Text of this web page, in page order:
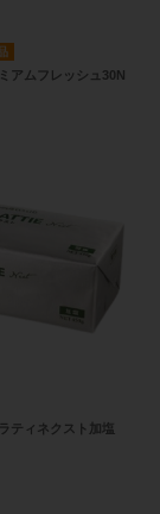
アムフレッシュ30N
ティネクスト加塩